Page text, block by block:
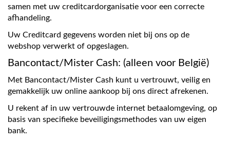
samen met uw creditcardorganisatie voor een correcte
afhandeling.
Uw Creditcard gegevens worden niet bij ons op de
webshop verwerkt of opgeslagen.
Bancontact/Mister Cash: (alleen voor België)
Met Bancontact/Mister Cash kunt u vertrouwt, veilig en
gemakkelijk uw online aankoop bij ons direct afrekenen.
U rekent af in uw vertrouwde internet betaalomgeving, op
basis van specifieke beveiligingsmethodes van uw eigen
bank.